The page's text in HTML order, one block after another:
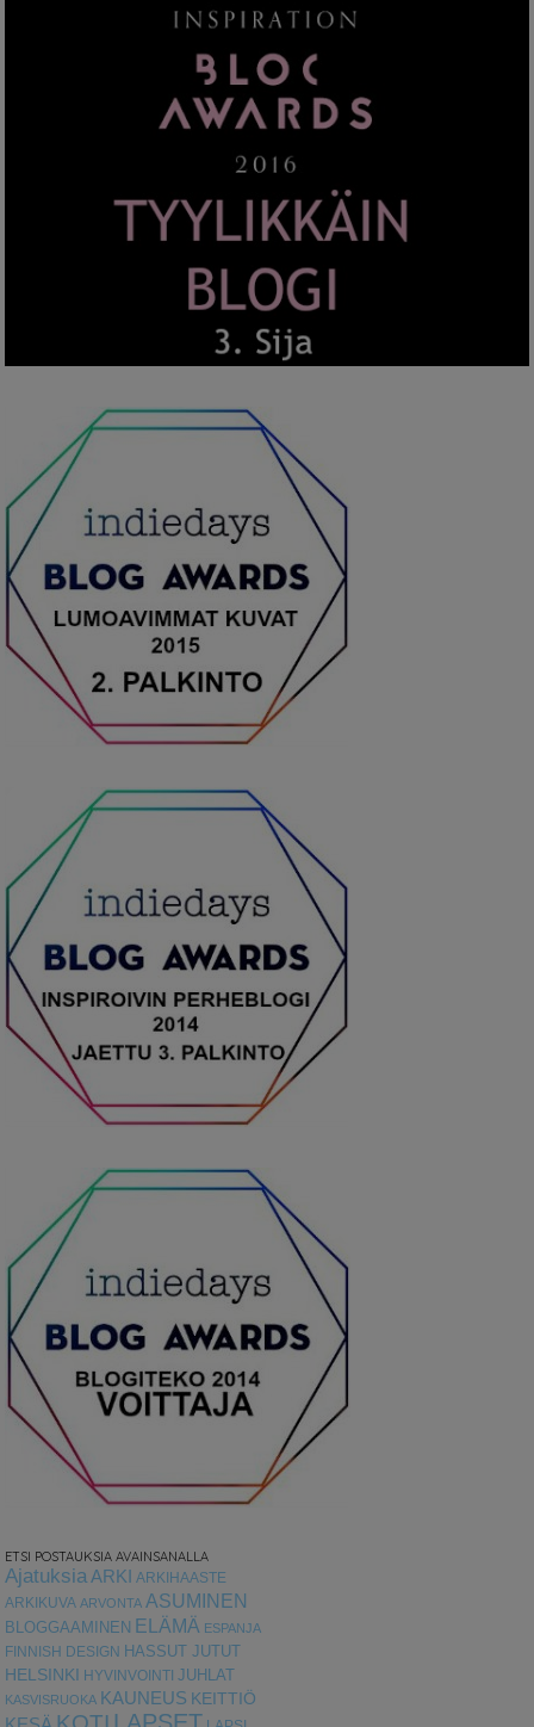
ETSI POSTAUKSIA AVAINSANALLA
AjatuksiaARKI ARKIHAASTE
ARKIKUVA ARVONTA ASUMINEN
BLOGGAAMINEN ELÄMÄ ESPANJA
FINNISH DESIGN HASSUT JUTUT
HELSINKI
HYVINVOINTI JUHLAT
KASVISRUOKA KAUNEUS KEITTIÖ